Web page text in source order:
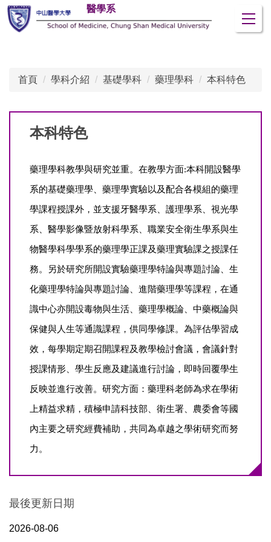
跳
到
醫學系
首頁 學科介紹 基礎學科 藥理學科 本科特色
本科特色
藥理學科教學與研究並重。在教學方面:本科開設醫學
系的基礎藥理學、藥理學實驗以及配合各模組的藥理
學課程授課外，並支援牙醫學系、護理學系、視光學
系、醫學影像暨放射科學系、職業安全衛生學系與生
物醫學科學學系的藥理學正課及藥理實驗課之授課任
務。另於研究所開設實驗藥理學特論與專題討論、生
化藥理學特論與專題討論、進階藥理學等課程，在通
識中心亦開設毒物與生活、藥理學概論、中藥概論與
保健與人生等通識課程，供同學修課。為評估學習成
效，每學期定期召開課程及教學檢討會議，會議針對
授課情形、學生反應及建議進行討論，即時回覆學生
反映並進行改善。研究方面：藥理科老師為求在學術
上精益求精，積極申請科技部、衛生署、農委會等國
內主要之研究經費補助，共同為卓越之學術研究而努
力。
最後更新日期
2026-08-06